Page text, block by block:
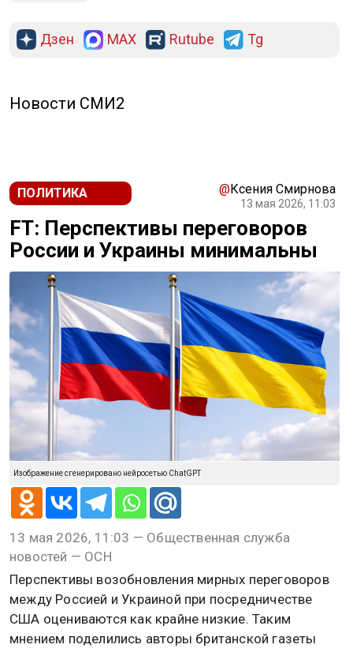
Дзен MAX Rutube Tg
Новости СМИ2
ПОЛИТИКА @Ксения Смирнова
13 мая 2026, 11:03
FT: Перспективы переговоров
России и Украины минимальны
Изображение сгенерировано нейросетью ChatGPT
13 мая 2026, 11:03 — Общественная служба
новостей — ОСН
Перспективы возобновления мирных переговоров
между Россией и Украиной при посредничестве
США оцениваются как крайне низкие. Таким
мнением поделились авторы британской газеты